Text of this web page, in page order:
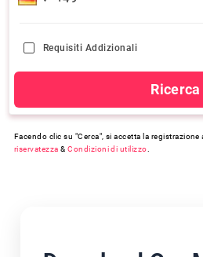
Requisiti Addizionali
Ricerca
Facendo clic su "Cerca", si accetta la registrazione
riservatezza &Condizioni di utilizzo